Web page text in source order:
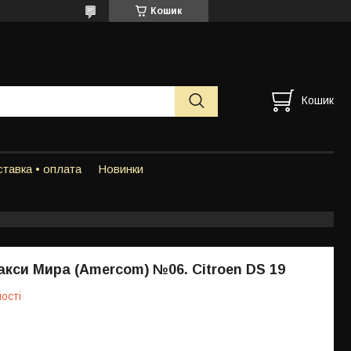
Кошик
Кошик
• оплата Новинки
Мира (Amercom) №06. Citroen DS 19